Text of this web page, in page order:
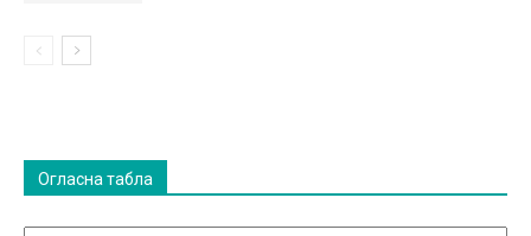
Огласна табла
Огласна